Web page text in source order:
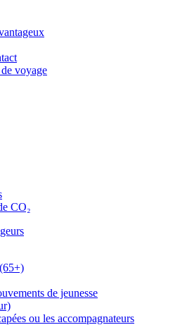
voyage
CO₂
de jeunesse
ou les accompagnateurs